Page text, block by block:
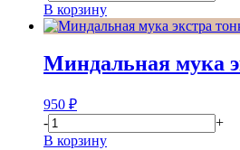
В корзину
Миндальная мука
950 ₽
-
+
В корзину